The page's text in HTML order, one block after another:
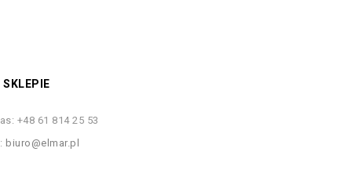
SKLEPIE
+48 61 814 25 53
biuro@elmar.pl